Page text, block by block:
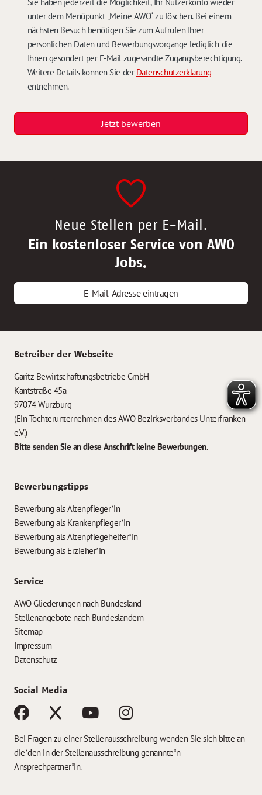
Sie haben jederzeit die Möglichkeit, Ihr Nutzerkonto wieder
unter dem Menüpunkt „Meine AWO“ zu löschen. Bei einem
nächsten Besuch benötigen Sie zum Aufrufen Ihrer
persönlichen Daten und Bewerbungsvorgänge lediglich die
Ihnen gesondert per E-Mail zugesandte Zugangsberechtigung.
Weitere Details können Sie der Datenschutzerklärung
entnehmen.
Jetzt bewerben
Neue Stellen per E-Mail.
Ein kostenloser Service von AWO
Jobs.
E-Mail-Adresse eintragen
Betreiber der Webseite
Garitz Bewirtschaftungsbetriebe GmbH
Kantstraße 45a
97074 Würzburg
(Ein Tochterunternehmen des AWO Bezirksverbandes Unterfranken
e.V.)
Bitte senden Sie an diese Anschrift keine Bewerbungen.
Bewerbungstipps
Bewerbung als Altenpfleger*in
Bewerbung als Krankenpfleger*in
Bewerbung als Altenpflegehelfer*in
Bewerbung als Erzieher*in
Service
AWO Gliederungen nach Bundesland
Stellenangebote nach Bundesländern
Sitemap
Impressum
Datenschutz
Social Media
Bei Fragen zu einer Stellenausschreibung wenden Sie sich bitte an
die*den in der Stellenausschreibung genannte*n
Ansprechpartner*in.